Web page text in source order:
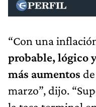
“Con una
probable, lógico
más aumentos
marzo”, dijo.